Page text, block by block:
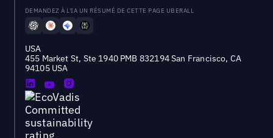
DEMANDEZ À L'IA UN RÉSUMÉ DE CETTE PAGE UBERALL
USA
455 Market St, Ste 1940 PMB 832194 San Francisco, CA
94105 USA